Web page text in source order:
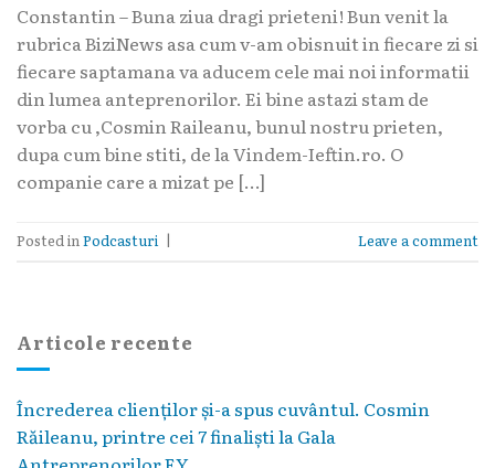
Articole recente
Încrederea clienților și-a spus cuvântul. Cosmin
Răileanu, printre cei 7 finaliști la Gala
Constantin – Buna ziua dragi prieteni! Bun venit la
rubrica BiziNews asa cum v-am obisnuit in fiecare zi si
fiecare saptamana va aducem cele mai noi informatii
din lumea anteprenorilor. Ei bine astazi stam de
vorba cu ,Cosmin Raileanu, bunul nostru prieten,
dupa cum bine stiti, de la Vindem-Ieftin.ro. O
companie care a mizat pe […]
Posted inPodcasturi | Leave a comment